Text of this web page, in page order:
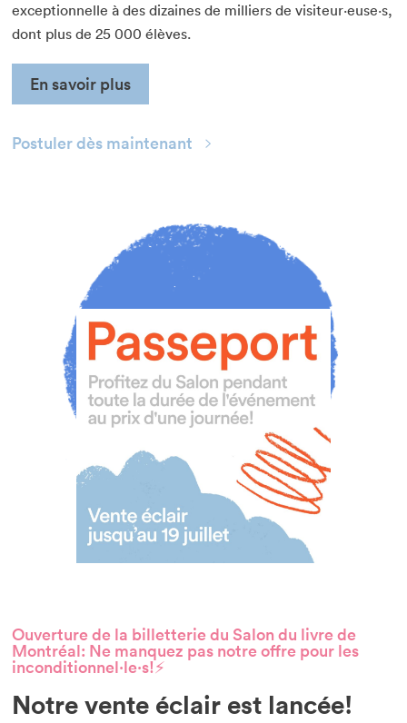
exceptionnelle à des dizaines de milliers de visiteur·euse·s,
dont plus de 25 000 élèves.
En savoir plus
Postuler dès maintenant
Ouverture de la billetterie du Salon du livre de
Montréal: Ne manquez pas notre offre pour les
inconditionnel⋅le⋅s!⚡
Notre vente éclair est lancée!